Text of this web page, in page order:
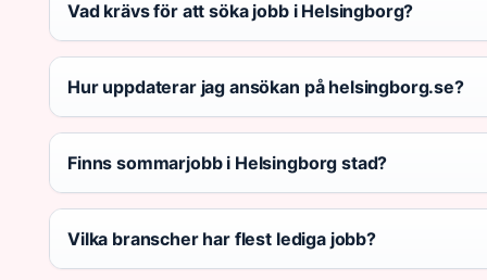
Vad krävs för att söka jobb i Helsingborg?
Hur uppdaterar jag ansökan på helsingborg.se?
Finns sommarjobb i Helsingborg stad?
Vilka branscher har flest lediga jobb?